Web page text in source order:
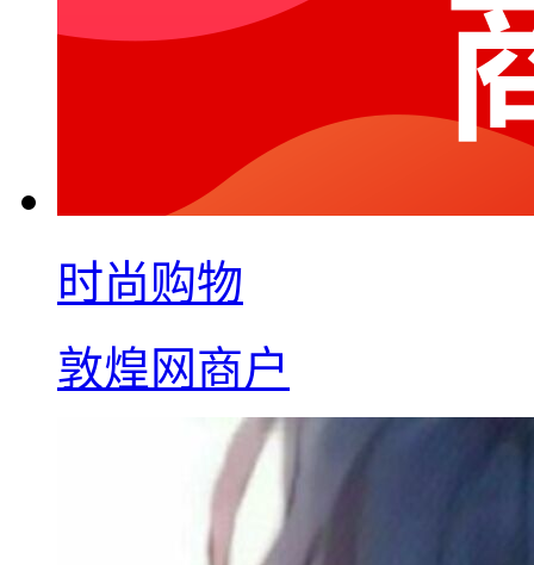
时尚购物
敦煌网商户